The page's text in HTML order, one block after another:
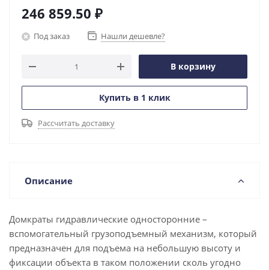
246 859.50 ₽
Под заказ Нашли дешевле?
В корзину
Купить в 1 клик
Рассчитать доставку
Описание
Домкраты гидравлические односторонние –
вспомогательный грузоподъемный механизм, который
предназначен для подъема на небольшую высоту и
фиксации объекта в таком положении сколь угодно